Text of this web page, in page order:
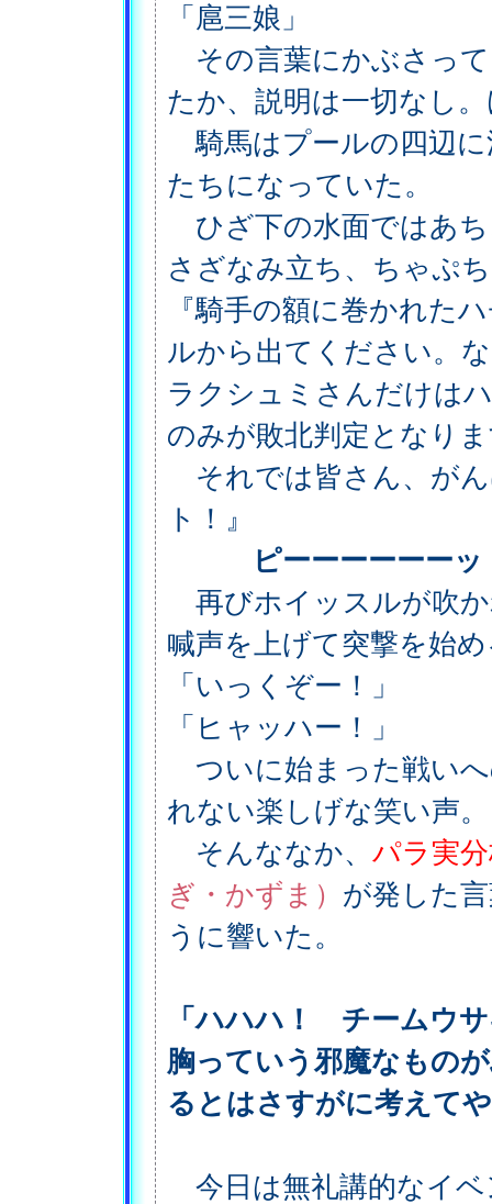
「扈三娘」
その言葉にかぶさっ
たか、説明は一切なし
騎馬はプールの四辺に
たちになっていた。
ひざ下の水面ではあ
さざなみ立ち、ちゃぷ
『騎手の額に巻かれた
ルから出てください。
ラクシュミさんだけは
のみが敗北判定となり
それでは皆さん、が
ト！』
ピーーーーーーッ
再びホイッスルが吹
喊声を上げて突撃を始
「いっくぞー！」
「ヒャッハー！」
ついに始まった戦い
れない楽しげな笑い声。
そんななか、 パラ実
ぎ・かずま） が発した
うに響いた。
「ハハハ！ チームウ
胸っていう邪魔なもの
るとはさすがに考えて
今日は無礼講的なイベ